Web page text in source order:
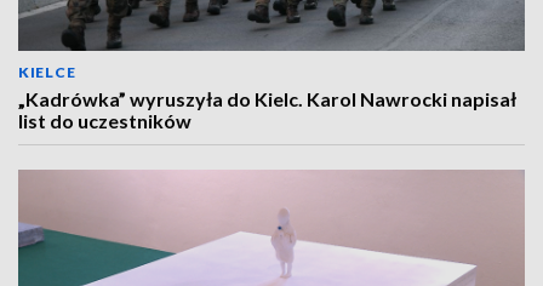
KIELCE
„Kadrówka” wyruszyła do Kielc. Karol Nawrocki napisał
list do uczestników